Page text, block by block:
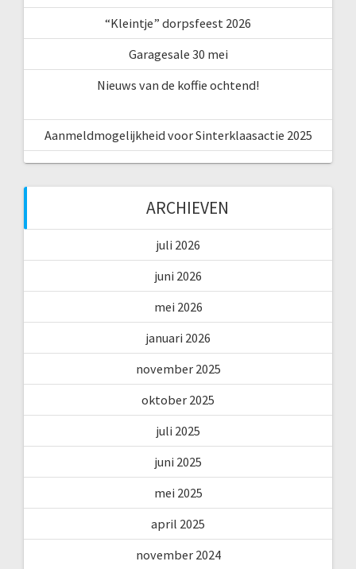
“Kleintje” dorpsfeest 2026
Garagesale 30 mei
Nieuws van de koffie ochtend!
Aanmeldmogelijkheid voor Sinterklaasactie 2025
ARCHIEVEN
juli 2026
juni 2026
mei 2026
januari 2026
november 2025
oktober 2025
juli 2025
juni 2025
mei 2025
april 2025
november 2024